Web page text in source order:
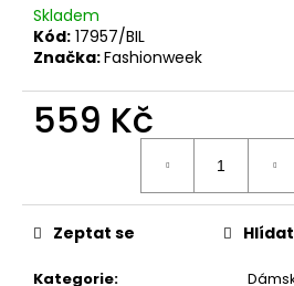
Skladem
Kód: 17957/BIL
Značka:Fashionweek
559 Kč
Kategorie:
Zeptat se Hlídat
MARENIA
999
Kč
1
199
Kč